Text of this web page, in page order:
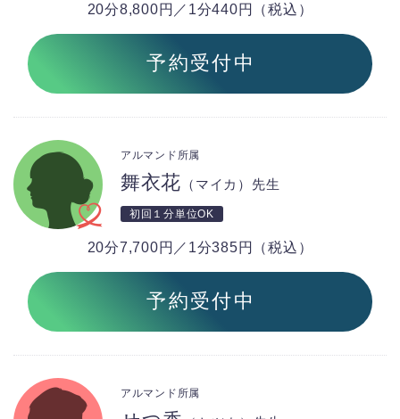
20分8,800円／1分440円（税込）
予約受付中
舞衣花 （マイカ）先生
アルマンド所属
初回１分単位OK
20分7,700円／1分385円（税込）
予約受付中
アルマンド所属